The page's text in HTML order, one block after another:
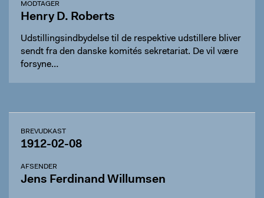
MODTAGER
Henry D. Roberts
Udstillingsindbydelse til de respektive udstillere bliver
sendt fra den danske komités sekretariat. De vil være
forsyne…
BREVUDKAST
1912-02-08
AFSENDER
Jens Ferdinand Willumsen